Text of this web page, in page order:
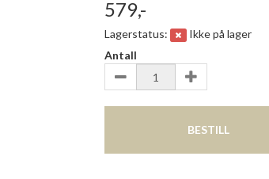
579,-
Lagerstatus:
Ikke på lager
Antall
BESTILL